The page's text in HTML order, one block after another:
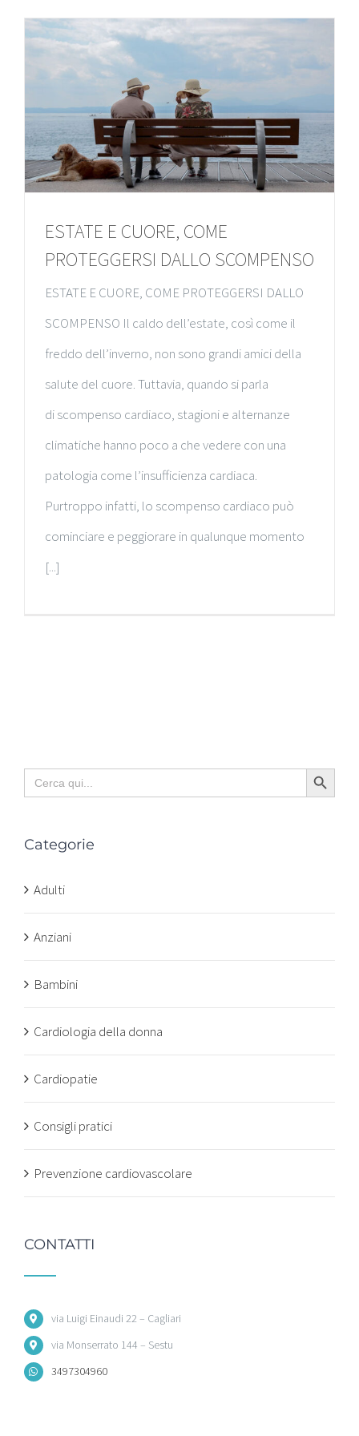
ESTATE E CUORE, COME
PROTEGGERSI DALLO SCOMPENSO
ESTATE E CUORE, COME PROTEGGERSI DALLO
SCOMPENSO Il caldo dell’estate, così come il
freddo dell’inverno, non sono grandi amici della
salute del cuore. Tuttavia, quando si parla
di scompenso cardiaco, stagioni e alternanze
climatiche hanno poco a che vedere con una
patologia come l’insufficienza cardiaca.
Purtroppo infatti, lo scompenso cardiaco può
cominciare e peggiorare in qualunque momento
[...]
Search
for:
Search Button
Categorie
Adulti
Anziani
Bambini
Cardiologia della donna
Cardiopatie
Consigli pratici
Prevenzione cardiovascolare
CONTATTI
via Luigi Einaudi 22 – Cagliari
via Monserrato 144 – Sestu
3497304960